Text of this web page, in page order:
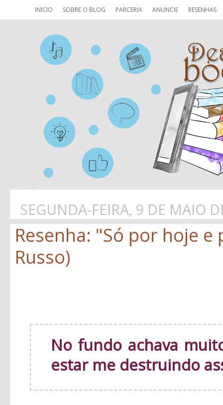
INICIO SOBRE O BLOG PARCERIA ANUNCIE RESENHAS
SEGUNDA-FEIRA, 9 DE MAIO
Resenha: "Só por hoje
Russo)
No fundo achava
estar me destruindo